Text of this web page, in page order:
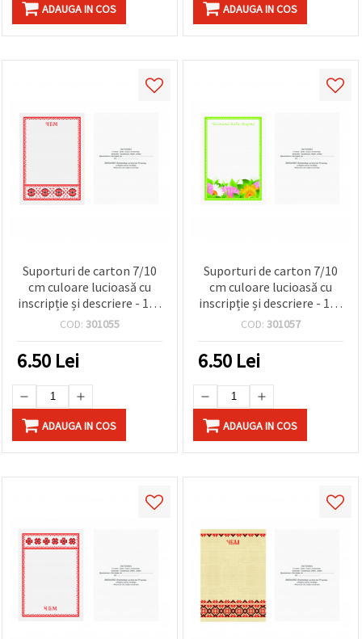
ADAUGA IN COS ADAUGA IN COS
Suporturi de carton 7/10
cm culoare lucioasă cu
inscripție și descriere - 100
bucăți
COD: 301055
6.50 Lei
ADAUGA IN COS
Suporturi de carton 7/10
cm culoare lucioasă cu
inscripție și descriere - 100
bucăți
COD: 301057
6.50 Lei
ADAUGA IN COS